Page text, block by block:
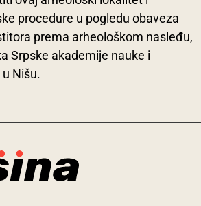
procedure u pogledu obaveza
prema arheološkom nasleđu,
Srpske akademije nauke i
Nišu.